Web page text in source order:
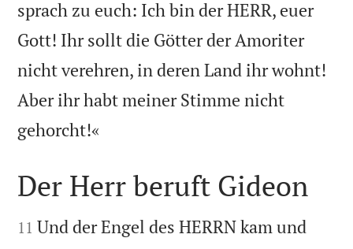
sprach zu euch: Ich bin der HERR, euer
Gott! Ihr sollt die Götter der Amoriter
nicht verehren, in deren Land ihr wohnt!
Aber ihr habt meiner Stimme nicht
gehorcht!«

Der Herr beruft Gideon

11 Und der Engel des HERRN kam und